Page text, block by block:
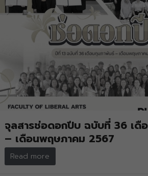
จุลสารช่อดอกปีบ ฉบับที่ 36 เดื
– เดือนพฤษภาคม 2567
Read more